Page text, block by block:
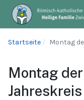
Startseite Montag
Montag
Jahreskreis